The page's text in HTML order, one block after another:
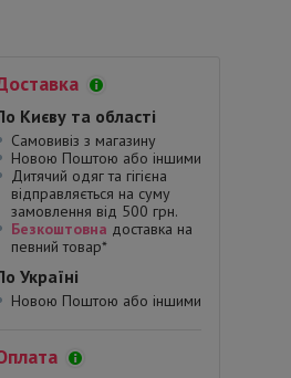
Києву та області
Самовивіз з магазину
Новою Поштою або іншими
Дитячий одяг та гігієна
відправляється на суму
замовлення від 500 грн.
Безкоштовна доставка на
певний товар*
Україні
Новою Поштою або іншими